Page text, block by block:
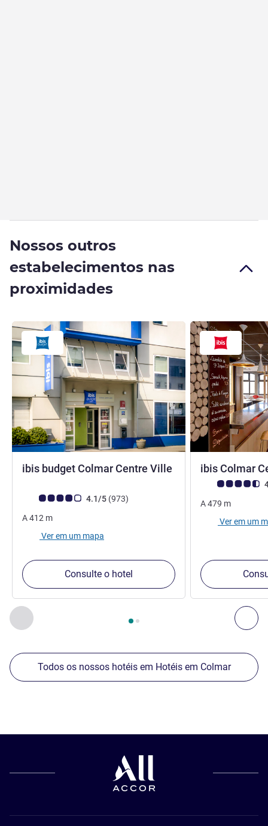
Nossos outros
estabelecimentos nas
proximidades
Anterior - Nossos outros estabelecimentos nas
Página , Nossos outros estabelecimentos nas
ibis budget Colmar Centre Ville 2 estrelas
Classificação clientes Avis (Classificação ALL)
4.1/5 (973comentários
)
A412 m
Ver em um mapa
Consulte o hotel
ibis Colmar
Classificação
A479 m
Ver em um
Todos os nossos hotéis em Hotéis em Colmar